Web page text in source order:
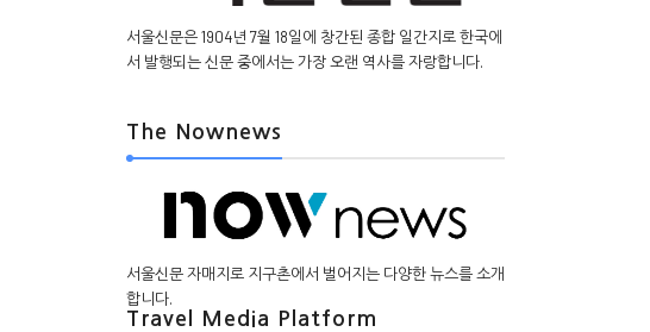
서울신문은 1904년 7월 18일에 창간된 종합 일간지로 한국에
서 발행되는 신문 중에서는 가장 오랜 역사를 자랑합니다.
The Nownews
서울신문 자매지로 지구촌에서 벌어지는 다양한 뉴스를 소개
합니다.
Travel Media Platform